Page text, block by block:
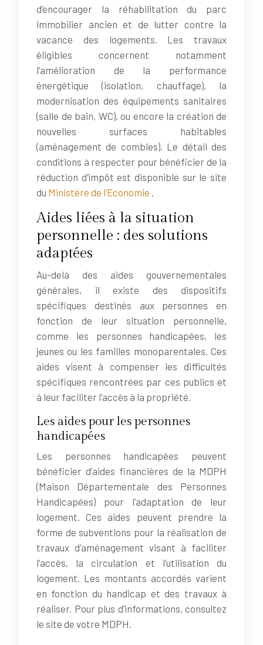
d’encourager la réhabilitation du parc
immobilier ancien et de lutter contre la
vacance des logements. Les travaux
éligibles concernent notamment
l’amélioration de la performance
énergétique (isolation, chauffage), la
modernisation des équipements sanitaires
(salle de bain, WC), ou encore la création de
nouvelles surfaces habitables
(aménagement de combles). Le détail des
conditions à respecter pour bénéficier de la
réduction d’impôt est disponible sur le site
du Ministère de l’Economie
Aides liées à la situation
personnelle : des solutions
adaptées
Au-delà des aides gouvernementales
générales, il existe des dispositifs
spécifiques destinés aux personnes en
fonction de leur situation personnelle,
comme les personnes handicapées, les
jeunes ou les familles monoparentales. Ces
aides visent à compenser les difficultés
spécifiques rencontrées par ces publics et
à leur faciliter l’accès à la propriété.
Les aides pour les personnes
handicapées
Les personnes handicapées peuvent
bénéficier d’aides financières de la MDPH
(Maison Départementale des Personnes
Handicapées) pour l’adaptation de leur
logement. Ces aides peuvent prendre la
forme de subventions pour la réalisation de
travaux d’aménagement visant à faciliter
l’accès, la circulation et l’utilisation du
logement. Les montants accordés varient
en fonction du handicap et des travaux à
réaliser. Pour plus d’informations, consultez
le site de votre MDPH.